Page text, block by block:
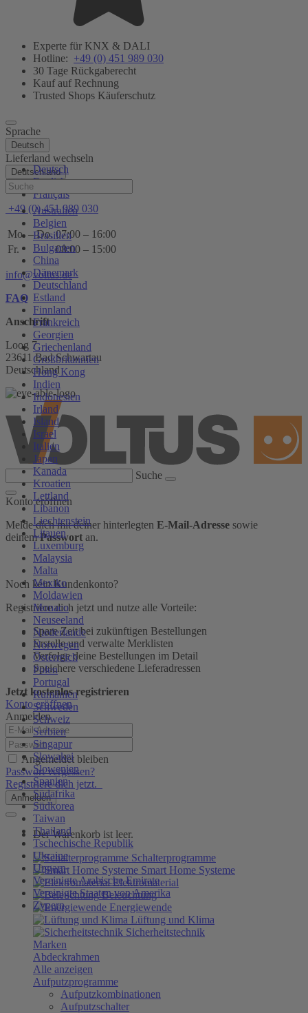
Experte für KNX & DALI
Hotline: +49 (0) 451 989 030
30 Tage Rückgaberecht
Kauf auf Rechnung
Trusted Shops Käuferschutz
Sprache
Deutsch
Deutsch
English
Français
Lieferland wechseln
Deutschland
Australien
Belgien
Brasilien
Bulgarien
China
Dänemark
Deutschland
Estland
Finnland
Frankreich
Georgien
Griechenland
Großbritannien
Hong Kong
Indien
Indonesien
Irland
Island
Israel
Italien
Japan
Kanada
Kroatien
Lettland
Libanon
Liechtenstein
Litauen
Luxemburg
Malaysia
Malta
Mexiko
Moldawien
Monaco
Neuseeland
Niederlande
Norwegen
Österreich
Polen
Portugal
Rumänien
Schweden
Schweiz
Serbien
Singapur
Slowakei
Slowenien
Spanien
Südafrika
Südkorea
Taiwan
Thailand
Tschechische Republik
Ukraine
Ungarn
Vereinigte Arabische Emirate
Vereinigte Staaten von Amerika
Zypern
Hilfe
+49 (0) 451 989 030
Mo. – Do. 07:00 – 16:00
Fr.
08:00 – 15:00
info@voltus.de
FAQ
Anschrift
Loog 7
23611 Bad Schwartau
Deutschland
Suche
Konto eröffnen
Melde dich mit deiner hinterlegten E-Mail-Adresse sowie
deinemPasswort an.
Noch kein Kundenkonto?
Registriere dich jetzt und nutze alle Vorteile:
Spare Zeit bei zukünftigen Bestellungen
Erstelle und verwalte Merklisten
Verfolge deine Bestellungen im Detail
Speichere verschiedene Lieferadressen
Jetzt kostenlos registrieren
Konto eröffnen
Anmelden
Angemeldet bleiben
Passwort vergessen?
Registriere dich jetzt.
Anmelden
Der Warenkorb ist leer.
Schalterprogramme
Smart Home Systeme
Elektromaterial
Beleuchtung
Energiewende
Lüftung und Klima
Sicherheitstechnik
Marken
Abdeckrahmen
Alle anzeigen
Aufputzprogramme
Aufputzkombinationen
Aufputzschalter